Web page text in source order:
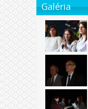
Galéria